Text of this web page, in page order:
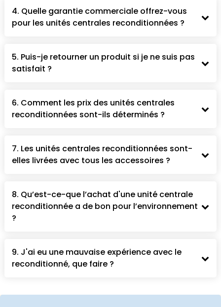
4. Quelle garantie commerciale offrez-vous
pour les unités centrales reconditionnées ?
5. Puis-je retourner un produit si je ne suis pas
satisfait ?
6. Comment les prix des unités centrales
reconditionnées sont-ils déterminés ?
7. Les unités centrales reconditionnées sont-
elles livrées avec tous les accessoires ?
8. Qu’est-ce-que l’achat d'une unité centrale
reconditionnée a de bon pour l’environnement
?
9. J'ai eu une mauvaise expérience avec le
reconditionné, que faire ?